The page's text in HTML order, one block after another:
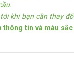
khi bạn cần thay
thông tin và màu sắc